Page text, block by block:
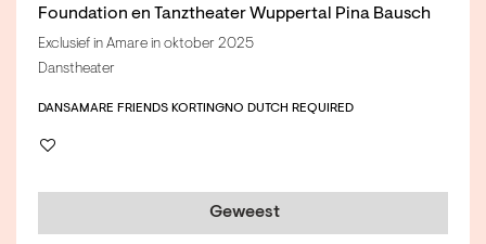
Foundation en Tanztheater Wuppertal Pina Bausch
Exclusief in Amare in oktober 2025
Danstheater
DANSAMARE FRIENDS KORTINGNO DUTCH REQUIRED
Geweest